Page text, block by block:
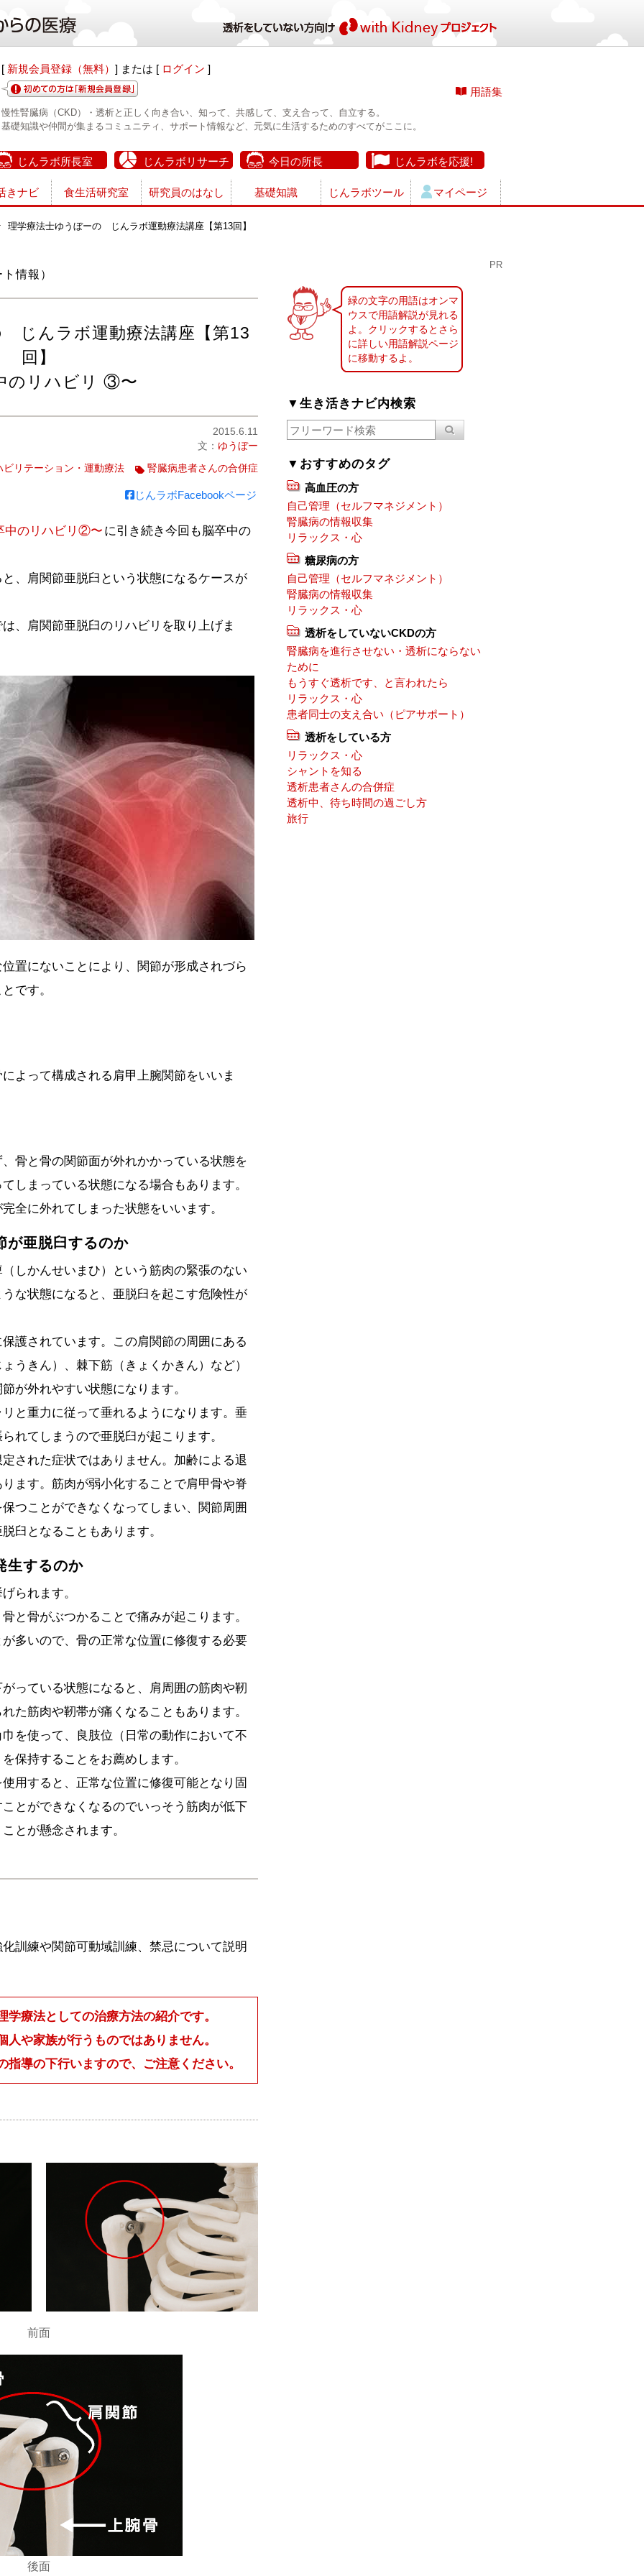
[ 新規会員登録（無料） ] または [ ログイン ]
用語集
慢性腎臓病（CKD）・透析と正しく向き合い、知って、共感して、支え合って、自立する。
基礎知識や仲間が集まるコミュニティ、サポート情報など、元気に生活するためのすべてがここに。
じんラボ所長室 じんラボリサーチ 今日の所長 じんラボを応援!
きナビ 食生活研究室 研究員のはなし 基礎知識 じんラボツール マイページ
理学療法士ゆうぼーの じんラボ運動療法講座【第13回】
情報）
じんラボ運動療法講座【第13
回】
のリハビリ ③〜
2015.6.11
文： ゆうぼー
ビリテーション・運動療法 腎臓病患者さんの合併症
じんラボFacebookページ
中のリハビリ②〜 に引き続き今回も脳卒中の
、肩関節亜脱臼という状態になるケースが
、肩関節亜脱臼のリハビリを取り上げま
置にないことにより、関節が形成されづら
です。
よって構成される肩甲上腕関節をいいま
骨と骨の関節面が外れかかっている状態を
しまっている状態になる場合もあります。
全に外れてしまった状態をいいます。
が亜脱臼するのか
しかんせいまひ）という筋肉の緊張のない
な状態になると、亜脱臼を起こす危険性が
護されています。この肩関節の周囲にある
うきん）、棘下筋（きょくかきん）など）
が外れやすい状態になります。
と重力に従って垂れるようになります。垂
れてしまうので亜脱臼が起こります。
された症状ではありません。加齢による退
ます。筋肉が弱小化することで肩甲骨や脊
つことができなくなってしまい、関節周囲
臼となることもあります。
生するのか
られます。
と骨がぶつかることで痛みが起こります。
多いので、骨の正常な位置に修復する必要
っている状態になると、肩周囲の筋肉や靭
た筋肉や靭帯が痛くなることもあります。
を使って、良肢位（日常の動作において不
保持することをお薦めします。
用すると、正常な位置に修復可能となり固
とができなくなるのでいっそう筋肉が低下
とが懸念されます。
訓練や関節可動域訓練、禁忌について説明
療法としての治療方法の紹介です。
や家族が行うものではありません。
導の下行いますので、ご注意ください。
前面
後面
PR
緑の文字の用語はオンマ
ウスで用語解説が見れる
よ。クリックするとさら
に詳しい用語解説ページ
に移動するよ。
▼生き活きナビ内検索
▼おすすめのタグ
高血圧の方
自己管理（セルフマネジメント）
腎臓病の情報収集
リラックス・心
糖尿病の方
自己管理（セルフマネジメント）
腎臓病の情報収集
リラックス・心
透析をしていないCKDの方
腎臓病を進行させない・透析にならない
ために
もうすぐ透析です、と言われたら
リラックス・心
患者同士の支え合い（ピアサポート）
透析をしている方
リラックス・心
シャントを知る
透析患者さんの合併症
透析中、待ち時間の過ごし方
旅行